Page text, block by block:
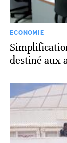
ECONOMIE
destiné aux